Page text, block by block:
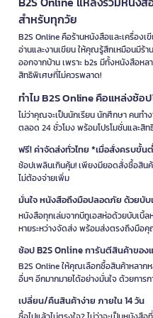
สำหรับทุกวัย
B2S Online คือร้านหนังสือและเครื่อง
อ่านและงานเขียน ให้คุณรู้สึกเหมือนมีร้
ออกจากบ้าน เพราะ b2s มีทั้งหนังสือห
สิทธิพิเศษที่ไม่ควรพลาด!
ทำไม B2S Online คือแหล่งช้
ไม่ว่าคุณจะเป็นนักเรียน นักศึกษา คนท
ตลอด 24 ชั่วโมง พร้อมโปรโมชั่นและสิ
ฟรี! ค่าจัดส่งทั่วไทย *เมื่อสั่งครบขั้
ช้อปเพลินเกินคุ้ม! เพียงมียอดสั่งซื้อสิน
ไม่ต้องจ่ายเพิ่ม
มั่นใจ หนังสือถึงมือปลอดภัย ด้วยบับ
หนังสือทุกเล่มจากบีทูเอสห่อด้วยบับเบิ้
หายระหว่างจัดส่ง พร้อมส่งตรงถึงมื
ช้อป B2S Online การันตีสินค้าของ
B2S Online ให้คุณเลือกซื้อสินค้าหลาก
อื่นๆ อีกมากมายได้อย่างมั่นใจ ด้วยการ
เปลี่ยน/คืนสินค้าง่าย ภายใน 14 วัน